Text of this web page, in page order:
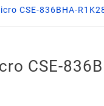
CSE-836BHA-
CSE-